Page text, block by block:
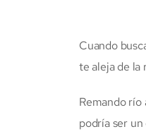
Cuando
te aleja de la
Remando río
podría ser un